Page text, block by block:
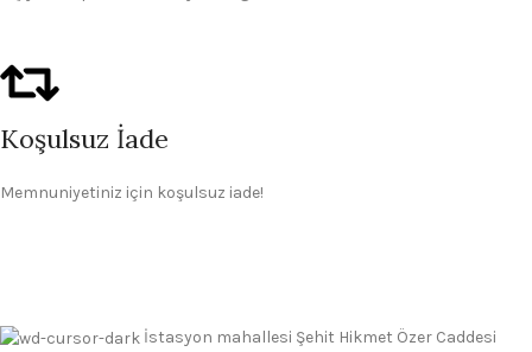
Koşulsuz İade
Memnuniyetiniz için koşulsuz iade!
İstasyon mahallesi Şehit Hikmet Özer Caddesi